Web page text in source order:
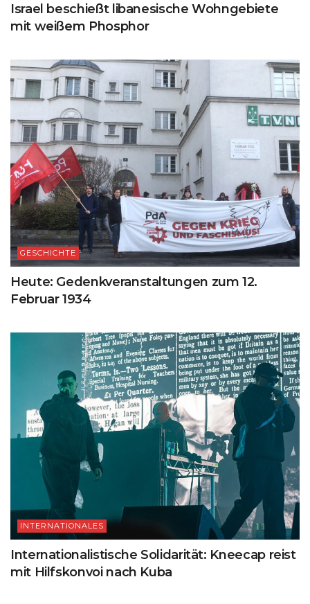
Israel beschießt libanesische Wohngebiete
mit weißem Phosphor
GESCHICHTE
Heute: Gedenkveranstaltungen zum 12.
Februar 1934
INTERNATIONALES
Internationalistische Solidarität: Kneecap reist
mit Hilfskonvoi nach Kuba